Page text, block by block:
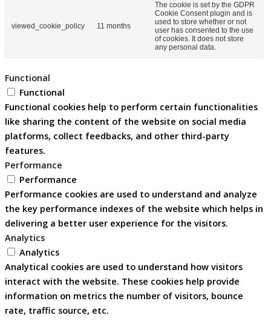
viewed_cookie_policy 11 months
The cookie is set by the GDPR
Cookie Consent plugin and is
used to store whether or not
user has consented to the use
of cookies. It does not store
any personal data.
Functional
Functional
Functional cookies help to perform certain functionalities
like sharing the content of the website on social media
platforms, collect feedbacks, and other third-party
features.
Performance
Performance
Performance cookies are used to understand and analyze
the key performance indexes of the website which helps in
delivering a better user experience for the visitors.
Analytics
Analytics
Analytical cookies are used to understand how visitors
interact with the website. These cookies help provide
information on metrics the number of visitors, bounce
rate, traffic source, etc.